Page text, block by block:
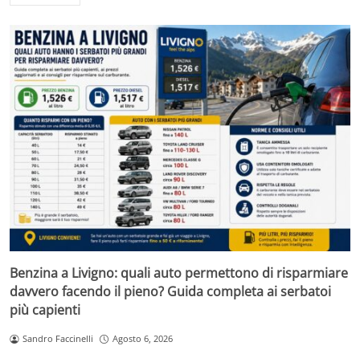
Benzina a Livigno: quali auto permettono di risparmiare
davvero facendo il pieno? Guida completa ai serbatoi
più capienti
Sandro Faccinelli Agosto 6, 2026